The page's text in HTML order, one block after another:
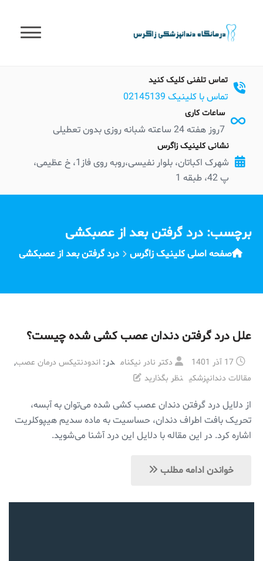
content
تماس تلفنی کلیک کنید
تماس با کلینیک 02145139
ساعات کاری
7روز هفته 24 ساعته شبانه روزی بدون تعطیلی
نشانی کلینیک زاگرس
شهرک اکباتان، بلوار نفیسی،روبه روی فاز1، خ عظیمی،
پ 42، طبقه 1
برچسب: درد گرفتن بعد از عصبکشی
صفحه اصلی کلینیک زاگرس درد گرفتن بعد از عصبکشی
علل درد گرفتن دندان عصب کشی شده چیست؟
17 آذر 1401 دکتر نادر نیکنام در: اندودنتیکس درمان عصب,
مقالات دندانپزشکی نظر بگذارید
از دلایل درد گرفتن دندان عصب کشی شده می‌توان به آبسه،
تحریک بافت اطراف دندان، حساسیت به ماده سدیم هیپوکلریت
اشاره کرد. در این مقاله با دلایل این درد آشنا می‌شوید.
خواندن ادامه مطلب